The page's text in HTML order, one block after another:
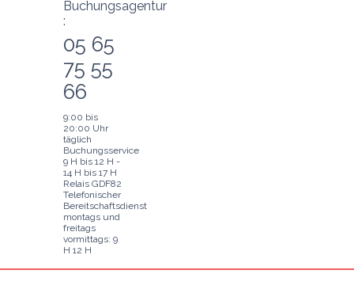
Buchungsagentur
:
05 65
75 55
66
9:00 bis
20:00 Uhr
täglich
Buchungsservice
9 H bis 12 H -
14 H bis 17 H
Relais GDF82
Telefonischer
Bereitschaftsdienst
montags und
freitags
vormittags: 9
H 12 H